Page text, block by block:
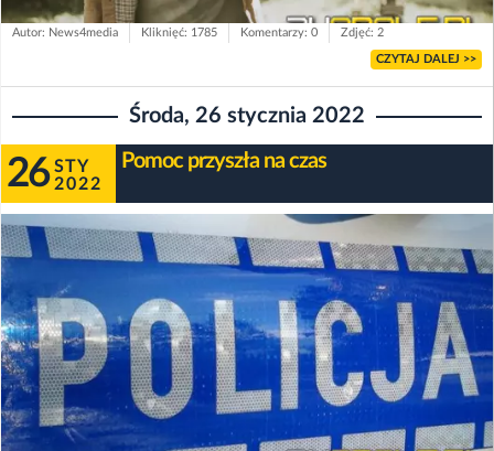
Autor: News4media Kliknięć: 1785 Komentarzy: 0 Zdjęć: 2
CZYTAJ DALEJ >>
Środa, 26 stycznia 2022
26 STY
2022
Pomoc przyszła na czas